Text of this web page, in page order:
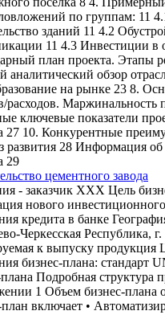
по группам: 11
зданий 11 4.2
11 4.3 Инвестиции в
план проекта. Этапы
аналитический обзор
на рынке 23 8.
расходов. Маржинальность
ключевые показатели
27 10. Конкурентные
развития 28 Информация
29
цементного завода
- заказчик ХХХ Цель
нового
кредита в банке
Черкесская Республика,
к выпуску продукция
бизнес-плана: стандарт
Подробная структура
1 Объем бизнес-плана
включает •